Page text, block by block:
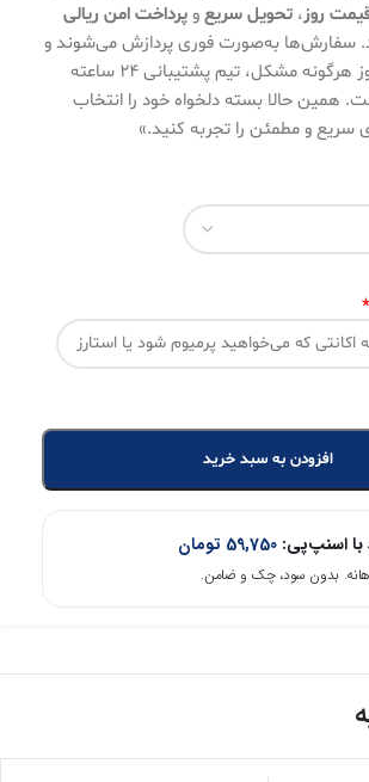
روز، تحویل سریعوپرداخت امن ریالی
سفارش‌ها به‌صورت فوری پردازش می‌شوند و
در صورت بروز هرگونه مشکل، تیم پشتیبانی ۲۴ ساعته
همین حالا بسته دلخواه خود را انتخاب
سریع و مطمئن را تجربه کنید.»
*
افزودن به سبد خرید
اسنپ‌پی: 59,750 تومان